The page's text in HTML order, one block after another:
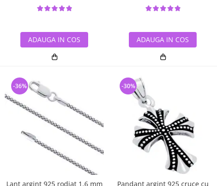
ADAUGA IN COS ADAUGA IN COS
Lant argint 925 rodiat 1.6 mm
-36%
Pandant argint 925 cruce cu
-30%